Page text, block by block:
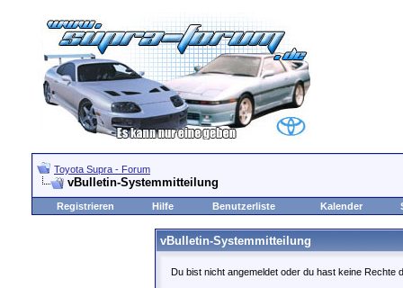
Toyota Supra - Forum
vBulletin-Systemmitteilung
Registrieren Hilfe Benutzerliste Kalender
vBulletin-Systemmitteilung
Du bist nicht angemeldet oder du hast keine Rechte